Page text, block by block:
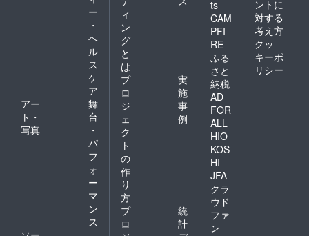
ー
・
ヘ
ル
ス
ケ
ア
アー
ト・
写真
舞
台
・
パ
フ
ォ
ー
マ
ン
ス
ィ
ン
グ
と
は
プ
ロ
ジ
ェ
ク
ト
の
作
り
方
実
施
事
例
プ
ロ
統
計
ts
CAM
PFI
RE
ふる
さと
納税
AD
FOR
ALL
HIO
KOS
HI
JFA
クラ
ウド
ファ
ン
ントに
対する
考え方
クッ
キーポ
リシー